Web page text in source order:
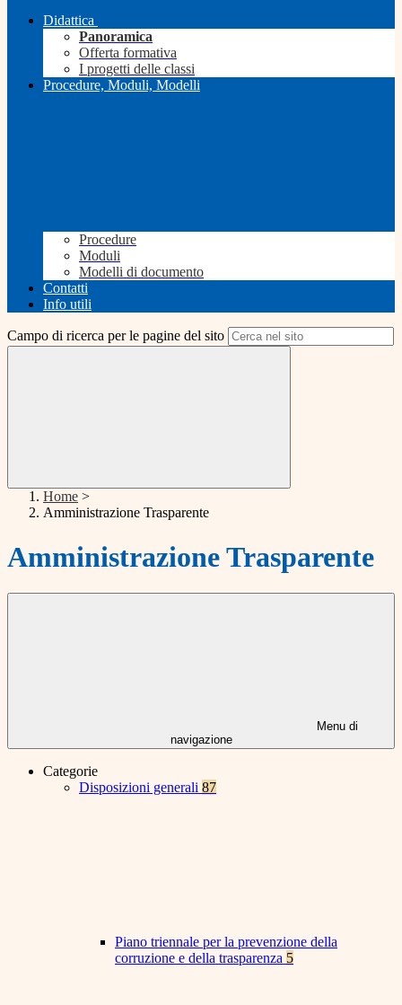
Didattica
Panoramica
Offerta formativa
I progetti delle classi
Procedure, Moduli, Modelli
Procedure
Moduli
Modelli di documento
Contatti
Info utili
Campo di ricerca per le pagine del sito
Home >
Amministrazione Trasparente
Amministrazione Trasparente
Menu di
navigazione
Categorie
Disposizioni generali 87
Piano triennale per la prevenzione della
corruzione e della trasparenza 5